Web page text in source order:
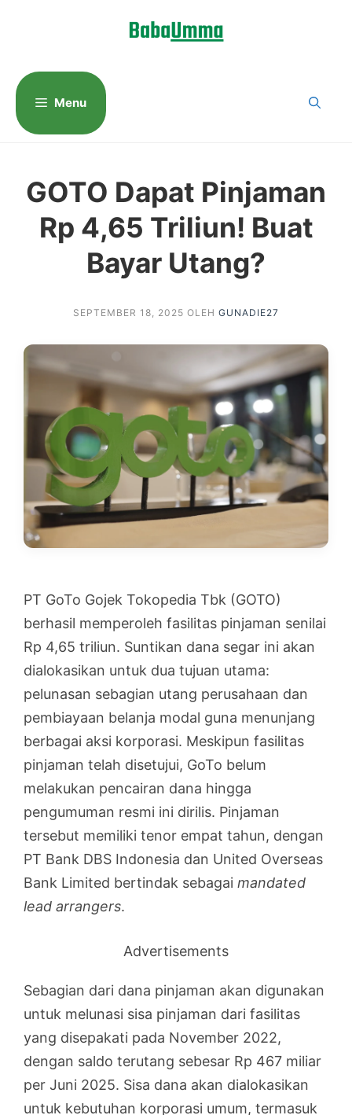
Menu
GOTO Dapat Pinjaman
Rp 4,65 Triliun! Buat
Bayar Utang?
SEPTEMBER 18, 2025 OLEH GUNADIE27
PT GoTo Gojek Tokopedia Tbk (GOTO)
berhasil memperoleh fasilitas pinjaman senilai
Rp 4,65 triliun. Suntikan dana segar ini akan
dialokasikan untuk dua tujuan utama:
pelunasan sebagian utang perusahaan dan
pembiayaan belanja modal guna menunjang
berbagai aksi korporasi. Meskipun fasilitas
pinjaman telah disetujui, GoTo belum
melakukan pencairan dana hingga
pengumuman resmi ini dirilis. Pinjaman
tersebut memiliki tenor empat tahun, dengan
PT Bank DBS Indonesia dan United Overseas
Bank Limited bertindak sebagai mandated
lead arrangers.
Advertisements
Sebagian dari dana pinjaman akan digunakan
untuk melunasi sisa pinjaman dari fasilitas
yang disepakati pada November 2022,
dengan saldo terutang sebesar Rp 467 miliar
per Juni 2025. Sisa dana akan dialokasikan
untuk kebutuhan korporasi umum, termasuk